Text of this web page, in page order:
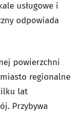
usługowe i
odpowiada
powierzchni
regionalne
lat
Przybywa